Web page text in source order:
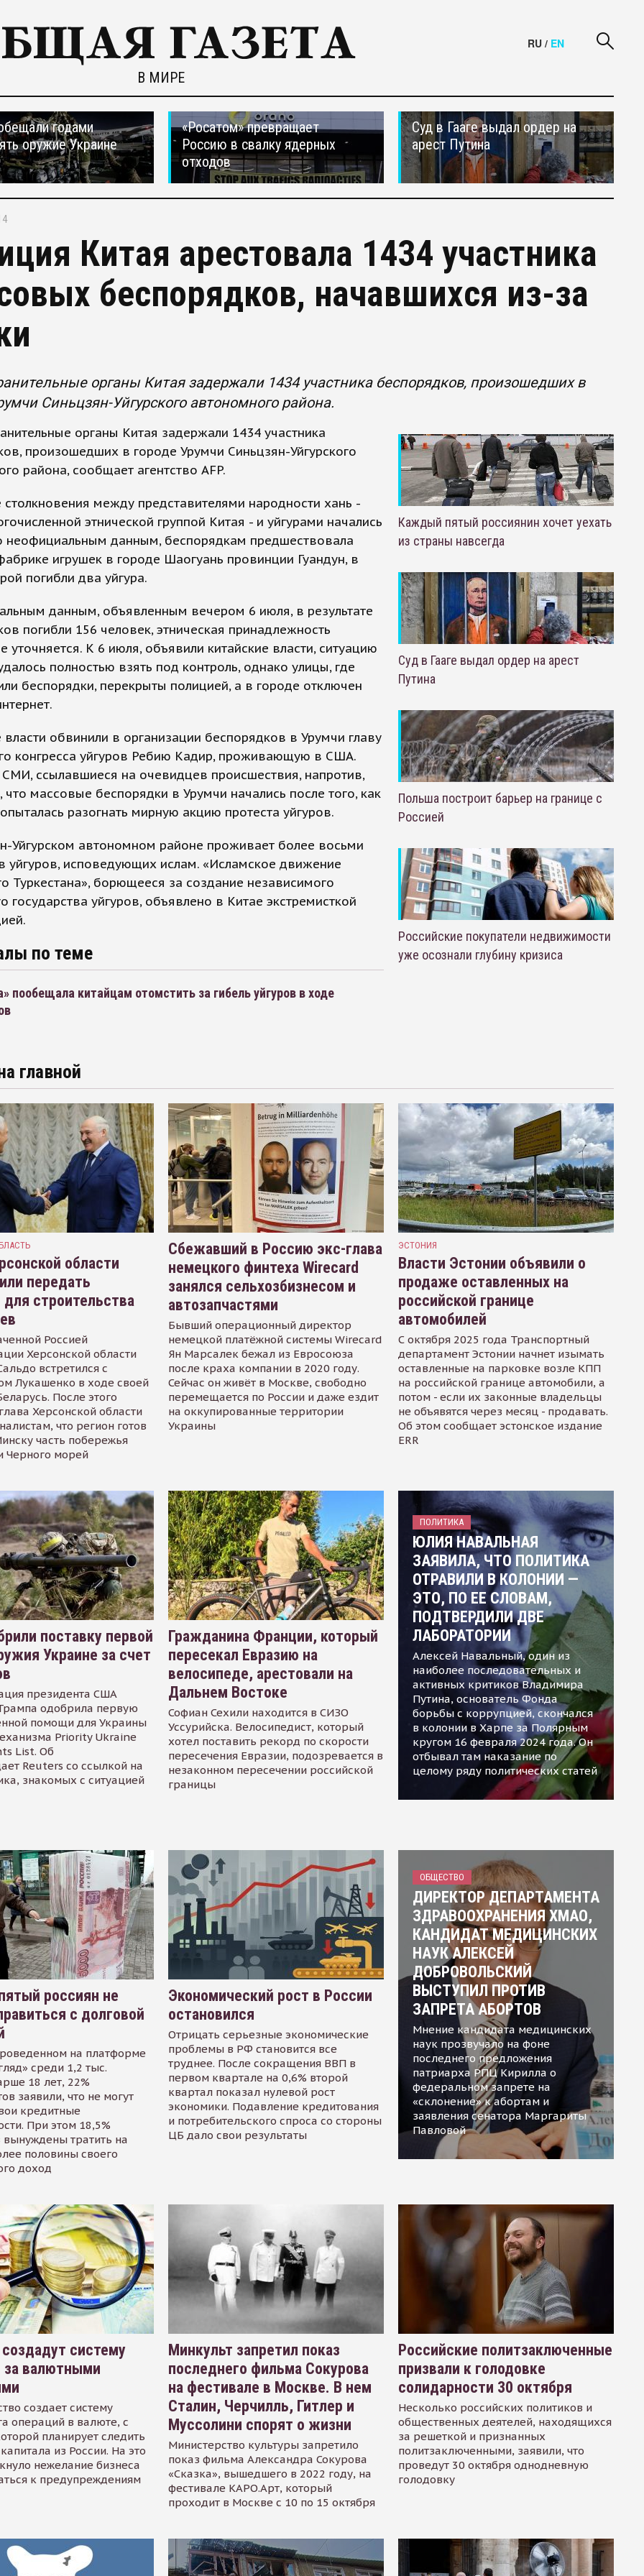
В МИРЕ
RU / EN
годами
оружие Украине
«Росатом» превращает
Россию в свалку ядерных
отходов
Суд в Гааге выдал ордер на
арест Путина
Китая арестовала 1434 участника
беспорядков, начавшихся из-за
органы Китая задержали 1434 участника беспорядков, произошедших в
Синьцзян-Уйгурского автономного района.
органы Китая задержали 1434 участника
произошедших в городе Урумчи Синьцзян-Уйгурского
района, сообщает агентство AFP.
между представителями народности хань -
этнической группой Китая - и уйгурами начались
неофициальным данным, беспорядкам предшествовала
игрушек в городе Шаогуань провинции Гуандун, в
погибли два уйгура.
данным, объявленным вечером 6 июля, в результате
погибли 156 человек, этническая принадлежность
уточняется. К 6 июля, объявили китайские власти, ситуацию
полностью взять под контроль, однако улицы, где
беспорядки, перекрыты полицией, а в городе отключен
власти обвинили в организации беспорядков в Урумчи главу
конгресса уйгуров Ребию Кадир, проживающую в США.
ссылавшиеся на очевидцев происшествия, напротив,
массовые беспорядки в Урумчи начались после того, как
разогнать мирную акцию протеста уйгуров.
Уйгурском автономном районе проживает более восьми
уйгуров, исповедующих ислам. «Исламское движение
Туркестана», борющееся за создание независимого
государства уйгуров, объявлено в Китае экстремисткой
по теме
пообещала китайцам отомстить за гибель уйгуров в ходе
Каждый пятый россиянин хочет уехать
из страны навсегда
Суд в Гааге выдал ордер на арест
Путина
Польша построит барьер на границе с
Россией
Российские покупатели недвижимости
уже осознали глубину кризиса
главной
области
передать
для строительства
Россией
Херсонской области
встретился с
Лукашенко в ходе своей
После этого
Херсонской области
что регион готов
часть побережья
Черного морей
Сбежавший в Россию экс-глава
немецкого финтеха Wirecard
занялся сельхозбизнесом и
автозапчастями
Бывший операционный директор
немецкой платёжной системы Wirecard
Ян Марсалек бежал из Евросоюза
после краха компании в 2020 году.
Сейчас он живёт в Москве, свободно
перемещается по России и даже ездит
на оккупированные территории
Украины
ЭСТОНИЯ
Власти Эстонии объявили о
продаже оставленных на
российской границе
автомобилей
С октября 2025 года Транспортный
департамент Эстонии начнет изымать
оставленные на парковке возле КПП
на российской границе автомобили, а
потом - если их законные владельцы
не объявятся через месяц - продавать.
Об этом сообщает эстонское издание
ERR
поставку первой
Украине за счет
президента США
одобрила первую
помощи для Украины
Priority Ukraine
List. Об
Reuters со ссылкой на
знакомых с ситуацией
Гражданина Франции, который
пересекал Евразию на
велосипеде, арестовали на
Дальнем Востоке
Софиан Сехили находится в СИЗО
Уссурийска. Велосипедист, который
хотел поставить рекорд по скорости
пересечения Евразии, подозревается в
незаконном пересечении российской
границы
ПОЛИТИКА
ЮЛИЯ НАВАЛЬНАЯ
ЗАЯВИЛА, ЧТО ПОЛИТИКА
ОТРАВИЛИ В КОЛОНИИ —
ЭТО, ПО ЕЕ СЛОВАМ,
ПОДТВЕРДИЛИ ДВЕ
ЛАБОРАТОРИИ
Алексей Навальный, один из
наиболее последовательных и
активных критиков Владимира
Путина, основатель Фонда
борьбы с коррупцией, скончался
в колонии в Харпе за Полярным
кругом 16 февраля 2024 года. Он
отбывал там наказание по
целому ряду политических статей
россиян не
с долговой
на платформе
среди 1,2 тыс.
18 лет, 22%
заявили, что не могут
кредитные
При этом 18,5%
тратить на
половины своего
доход
Экономический рост в России
остановился
Отрицать серьезные экономические
проблемы в РФ становится все
труднее. После сокращения ВВП в
первом квартале на 0,6% второй
квартал показал нулевой рост
экономики. Подавление кредитования
и потребительского спроса со стороны
ЦБ дало свои результаты
ОБЩЕСТВО
ДИРЕКТОР ДЕПАРТАМЕНТА
ЗДРАВООХРАНЕНИЯ ХМАО,
КАНДИДАТ МЕДИЦИНСКИХ
НАУК АЛЕКСЕЙ
ДОБРОВОЛЬСКИЙ
ВЫСТУПИЛ ПРОТИВ
ЗАПРЕТА АБОРТОВ
Мнение кандидата медицинских
наук прозвучало на фоне
последнего предложения
патриарха РПЦ Кирилла о
федеральном запрете на
«склонение» к абортам и
заявления сенатора Маргариты
Павловой
систему
за валютными
создает систему
операций в валюте, с
планирует следить
из России. На это
нежелание бизнеса
к предупреждениям
Минкульт запретил показ
последнего фильма Сокурова
на фестивале в Москве. В нем
Сталин, Черчилль, Гитлер и
Муссолини спорят о жизни
Министерство культуры запретило
показ фильма Александра Сокурова
«Сказка», вышедшего в 2022 году, на
фестивале КАРО.Арт, который
проходит в Москве с 10 по 15 октября
Российские политзаключенные
призвали к голодовке
солидарности 30 октября
Несколько российских политиков и
общественных деятелей, находящихся
за решеткой и признанных
политзаключенными, заявили, что
проведут 30 октября однодневную
голодовку